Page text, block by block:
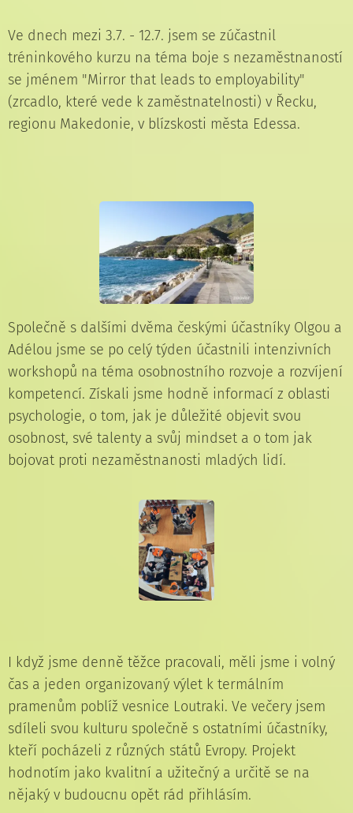
Ve dnech mezi 3.7. - 12.7. jsem se zúčastnil
tréninkového kurzu na téma boje s nezaměstnaností
se jménem "Mirror that leads to employability"
(zrcadlo, které vede k zaměstnatelnosti) v Řecku,
regionu Makedonie, v blízskosti města Edessa.
Společně s dalšími dvěma českými účastníky Olgou a
Adélou jsme se po celý týden účastnili intenzivních
workshopů na téma osobnostního rozvoje a rozvíjení
kompetencí. Získali jsme hodně informací z oblasti
psychologie, o tom, jak je důležité objevit svou
osobnost, své talenty a svůj mindset a o tom jak
bojovat proti nezaměstnanosti mladých lidí.
I když jsme denně těžce pracovali, měli jsme i volný
čas a jeden organizovaný výlet k termálním
pramenům poblíž vesnice Loutraki. Ve večery jsem
sdíleli svou kulturu společně s ostatními účastníky,
kteří pocházeli z různých států Evropy. Projekt
hodnotím jako kvalitní a užitečný a určitě se na
nějaký v budoucnu opět rád přihlásím.